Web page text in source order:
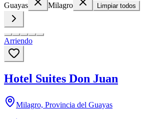
Guayas
Milagro Limpiar todos
Arriendo
Hotel Suites Don Juan
Milagro, Provincia del Guayas